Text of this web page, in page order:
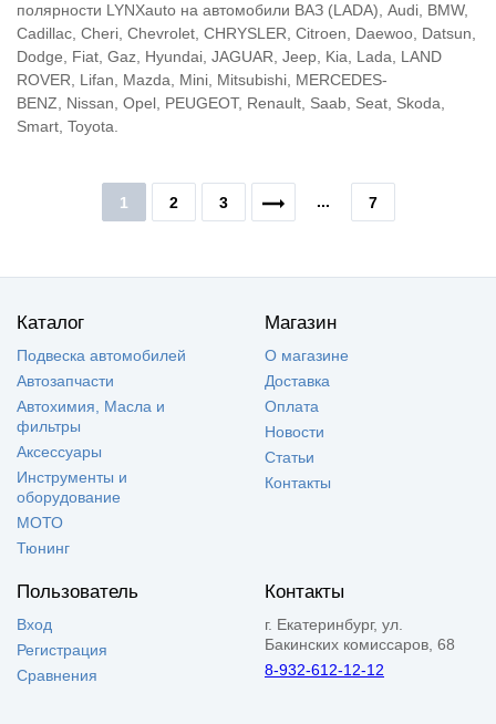
полярности LYNXauto на автомобили ВАЗ (LADA), Audi, BMW,
Cadillac, Cheri, Chevrolet, CHRYSLER, Citroen, Daewoo, Datsun,
Dodge, Fiat, Gaz, Hyundai, JAGUAR, Jeep, Kia, Lada, LAND
ROVER, Lifan, Mazda, Mini, Mitsubishi, MERCEDES-
BENZ, Nissan, Opel, PEUGEOT, Renault, Saab, Seat, Skoda,
Smart, Toyota.
1 2 3 ... 7
Каталог
Подвеска автомобилей
Автозапчасти
Автохимия, Масла и
фильтры
Аксессуары
Инструменты и
оборудование
МОТО
Тюнинг
Магазин
О магазине
Доставка
Оплата
Новости
Статьи
Контакты
Пользователь
Вход
Регистрация
Сравнения
Контакты
г. Екатеринбург, ул.
Бакинских комиссаров, 68
8-932-612-12-12